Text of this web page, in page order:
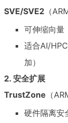
SVE/SVE2 （
可伸缩向量
适合AI/HPC
加）
2. 安全扩展
TrustZone （
硬件隔离安